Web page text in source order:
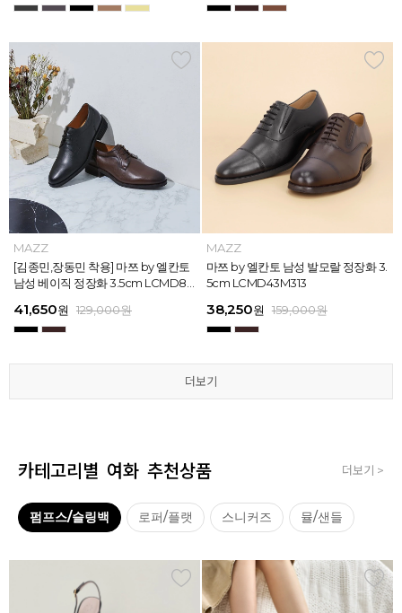
MAZZ
마쯔 by 엘칸토 남성 스트라이프 웨빙
포인트 스니커즈 3cm LCMS68M31
67,150원 179,000원
MAZZ
마쯔 by 엘칸토 남성 플레인 볼륨 컵
솔 스니커즈 3cm LCMS62M613
62,900원 179,000원
더보기
MAZZ
[김종민,장동민 착용] 마쯔 by 엘칸토
남성 베이직 정장화 3.5cm LCMD80
41,650원 129,000원
MAZZ
마쯔 by 엘칸토 남성 발모랄 정장화 3.
5cm LCMD43M313
38,250원 159,000원
더보기
MAZZ
마쯔 by 엘칸토 남성 오버랩 로퍼 2c
m LCMC92I126
38,250원 129,000원
MAZZ
마쯔 by 엘칸토 남성 스트랩 로퍼 2c
m LCMC91M313
39,200원 159,000원
더보기
MAZZ
마쯔 by 엘칸토 남성 포인트 컴포트화
4cm LCMD11M111
41,650원 129,000원
MAZZ
마쯔 by 엘칸토 남성 캐주얼 컴포트화
4cm LCMD13M111
41,650원 129,000원
더보기
MAZZ
마쯔 by 엘칸토 남성 스트라이프 웨빙
포인트 스니커즈 3cm LCMS68M31
67,150원 179,000원
MAZZ
마쯔 by 엘칸토 남성 플레인 볼륨 컵
솔 스니커즈 3cm LCMS62M613
62,900원 179,000원
더보기
MAZZ
[김종민,장동민 착용] 마쯔 by 엘칸토
남성 베이직 정장화 3.5cm LCMD80
41,650원 129,000원
MAZZ
마쯔 by 엘칸토 남성 발모랄 정장화 3.
5cm LCMD43M313
38,250원 159,000원
더보기
카테고리별 여화 추천상품 더보기 >
펌프스/슬링백 로퍼/플랫 스니커즈 뮬/샌들